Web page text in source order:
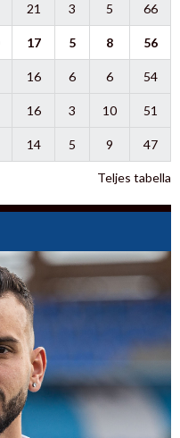
21 3 5 66
17 5 8 56
16 6 6 54
16 3 10 51
14 5 9 47
Teljes tabella